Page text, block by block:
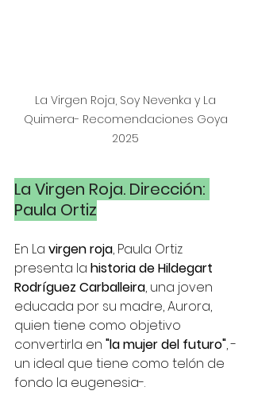
La Virgen Roja, Soy Nevenka y La
Quimera- Recomendaciones Goya
2025
La Virgen Roja. Dirección:
Paula Ortiz
En La virgen roja, Paula Ortiz
presenta la historia de Hildegart
Rodríguez Carballeira, una joven
educada por su madre, Aurora,
quien tiene como objetivo
convertirla en "la mujer del futuro", -
un ideal que tiene como telón de
fondo la eugenesia-.